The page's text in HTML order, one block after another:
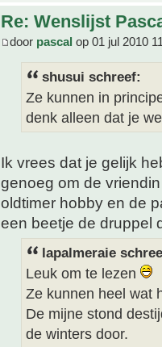
Re: Wenslijst
door pascal op 01 jul 2010
shusui schreef:
Ze kunnen in
denk alleen dat je
Ik vrees dat je gelijk
genoeg om de
oldtimer hobby en de
een beetje de druppel
lapalmeraie
Leuk om te lezen
Ze kunnen heel wat
De mijne stond
de winters door.